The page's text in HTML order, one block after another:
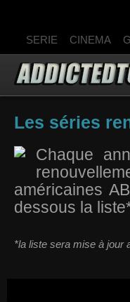
SERIE CINEMA
Les séries
Chaque
américaines
dessous la
*la liste sera mise à jour